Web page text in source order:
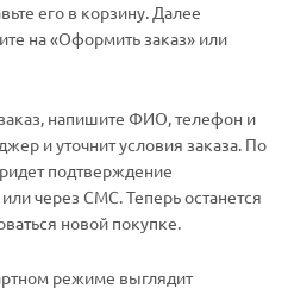
его в корзину. Далее
на «Оформить заказ» или
напишите ФИО, телефон и
и уточнит условия заказа. По
подтверждение
через СМС. Теперь останется
новой покупке.
режиме выглядит